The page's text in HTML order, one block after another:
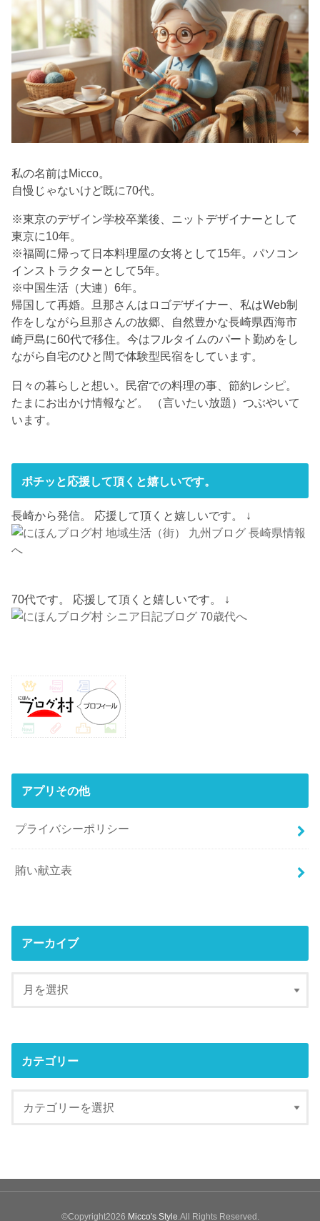
私の名前はMicco。
自慢じゃないけど既に70代。
※東京のデザイン学校卒業後、ニットデザイナーとして
東京に10年。
※福岡に帰って日本料理屋の女将として15年。パソコン
インストラクターとして5年。
※中国生活（大連）6年。
帰国して再婚。旦那さんはロゴデザイナー、私はWeb制
作をしながら旦那さんの故郷、自然豊かな長崎県西海市
崎戸島に60代で移住。今はフルタイムのパート勤めをし
ながら自宅のひと間で体験型民宿をしています。
日々の暮らしと想い。民宿での料理の事、節約レシピ。
たまにお出かけ情報など。 （言いたい放題）つぶやいて
います。
ポチッと応援して頂くと嬉しいです。
長崎から発信。 応援して頂くと嬉しいです。 ↓
70代です。 応援して頂くと嬉しいです。 ↓
アプリその他
プライバシーポリシー
賄い献立表
アーカイブ
カテゴリー
©Copyright2026 Micco's Style .All Rights Reserved.